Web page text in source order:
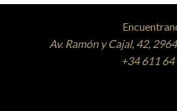
Av. Ramón y Cajal, 42,
+34 611 64